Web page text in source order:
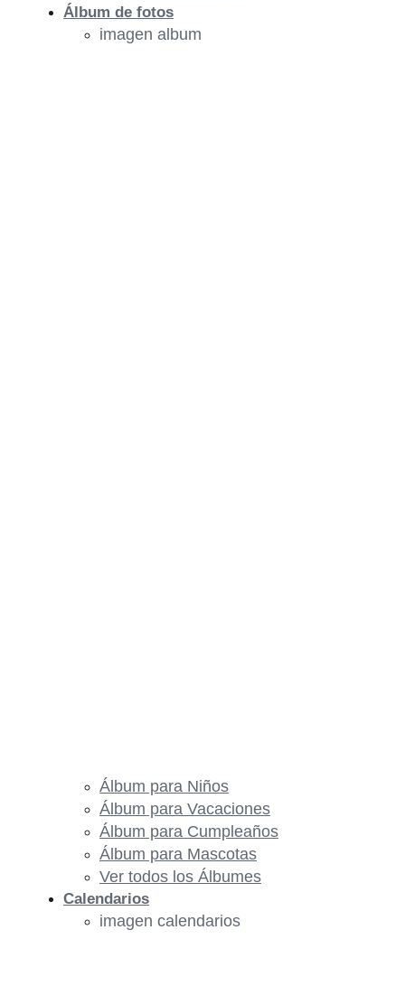
Álbum de fotos
imagen album
Álbum para Niños
Álbum para Vacaciones
Álbum para Cumpleaños
Álbum para Mascotas
Ver todos los Álbumes
Calendarios
imagen calendarios